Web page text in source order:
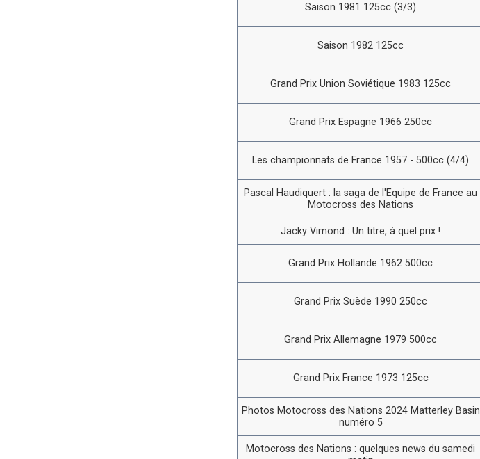
Saison 1981 125cc (3/3)
Saison 1982 125cc
Grand Prix Union Soviétique 1983 125cc
Grand Prix Espagne 1966 250cc
Les championnats de France 1957 - 500cc (4/4)
Pascal Haudiquert : la saga de l'Equipe de France au
Motocross des Nations
Jacky Vimond : Un titre, à quel prix !
Grand Prix Hollande 1962 500cc
Grand Prix Suède 1990 250cc
Grand Prix Allemagne 1979 500cc
Grand Prix France 1973 125cc
Photos Motocross des Nations 2024 Matterley Basin
numéro 5
Motocross des Nations : quelques news du samedi